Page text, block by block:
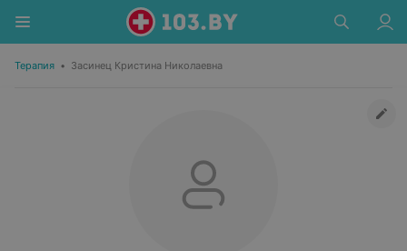
Терапия • Засинец Кристина Николаевна